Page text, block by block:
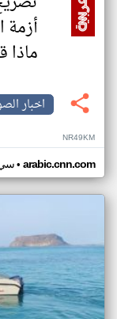
أزمة
ماذا
اخبار
NR49KM
سي• arabic.cnn.com